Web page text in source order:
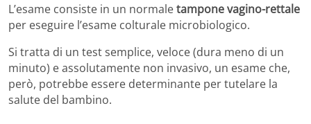
L’esame consiste in un normaletampone vagino-rettale
per eseguire l’esame colturale microbiologico.
Si tratta di un test semplice, veloce (dura meno di un
minuto) e assolutamente non invasivo, un esame che,
però, potrebbe essere determinante per tutelare la
salute del bambino.